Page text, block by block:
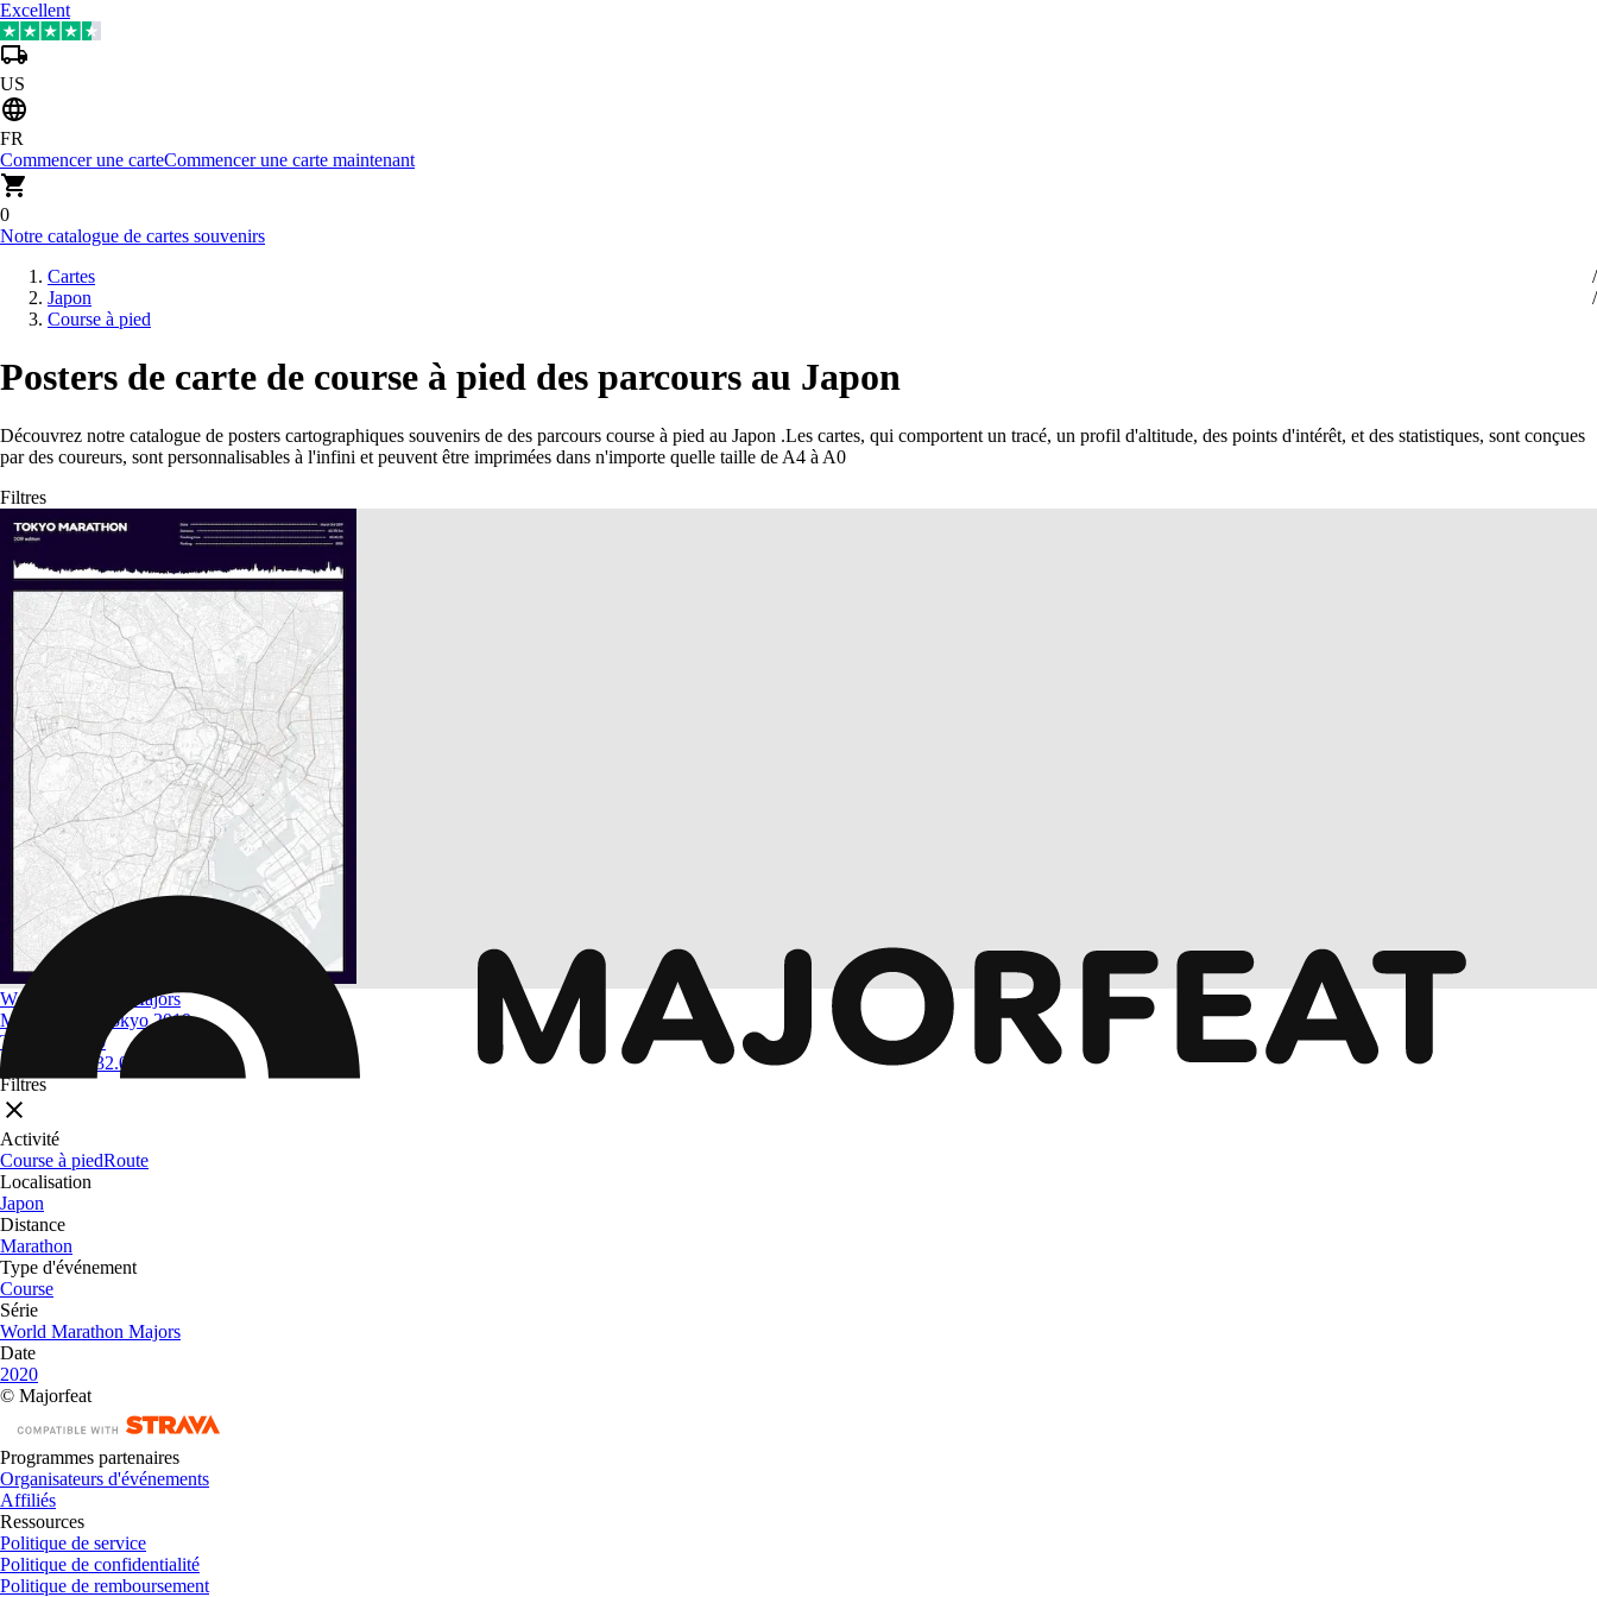
Excellent
US
FR
Commencer une carteCommencer une carte maintenant
0
Notre catalogue de cartes souvenirs
Cartes
Japon
Course à pied
Posters de carte de course à pied des parcours au Japon
Découvrez notre catalogue de posters cartographiques souvenirs de des parcours course à pied au Japon .Les cartes, qui comportent un tracé, un profil d'altitude, des points d'intérêt, et des statistiques, sont conçues
par des coureurs, sont personnalisables à l'infini et peuvent être imprimées dans n'importe quelle taille de A4 à A0
Filtres
World Marathon Majors
Marathon de Tokyo 2019
Taille
A4 à A0
À partir de
$ 32.09
Filtres
Activité
Course à piedRoute
Localisation
Japon
Distance
Marathon
Type d'événement
Course
Série
World Marathon Majors
Date
2020
© Majorfeat
Programmes partenaires
Organisateurs d'événements
Affiliés
Ressources
Politique de service
Politique de confidentialité
Politique de remboursement